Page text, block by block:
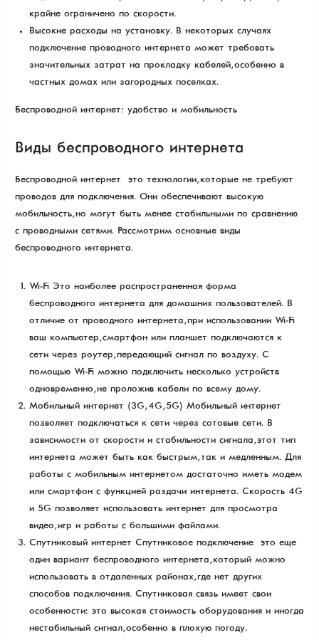
крайне ограничено по скорости.
Высокие расходы на установку. В некоторых случаях
подключение проводного интернета может требовать
значительных затрат на прокладку кабелей, особенно в
частных домах или загородных поселках.
Беспроводной интернет: удобство и мобильность
Виды беспроводного интернета
Беспроводной интернет — это технологии, которые не требуют
проводов для подключения. Они обеспечивают высокую
мобильность, но могут быть менее стабильными по сравнению
с проводными сетями. Рассмотрим основные виды
беспроводного интернета.
Wi-Fi Это наиболее распространенная форма
беспроводного интернета для домашних пользователей. В
отличие от проводного интернета, при использовании Wi-Fi
ваш компьютер, смартфон или планшет подключаются к
сети через роутер, передающий сигнал по воздуху. С
помощью Wi-Fi можно подключить несколько устройств
одновременно, не проложив кабели по всему дому.
Мобильный интернет (3G, 4G, 5G) Мобильный интернет
позволяет подключаться к сети через сотовые сети. В
зависимости от скорости и стабильности сигнала, этот тип
интернета может быть как быстрым, так и медленным. Для
работы с мобильным интернетом достаточно иметь модем
или смартфон с функцией раздачи интернета. Скорость 4G
и 5G позволяет использовать интернет для просмотра
видео, игр и работы с большими файлами.
Спутниковый интернет Спутниковое подключение — это еще
один вариант беспроводного интернета, который можно
использовать в отдаленных районах, где нет других
способов подключения. Спутниковая связь имеет свои
особенности: это высокая стоимость оборудования и иногда
нестабильный сигнал, особенно в плохую погоду.